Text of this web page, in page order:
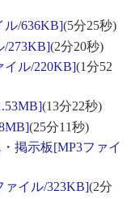
ル/636KB](5分25秒)
/273KB](2分20秒)
イル/220KB](1分52
(13分22秒)
(25分11秒)
掲示板[MP3ファイ
ァイル/323KB](2分